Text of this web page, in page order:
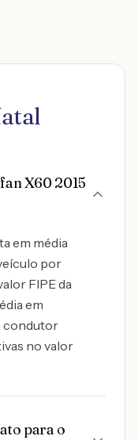
X60 2015
em média
por
FIPE da
em
condutor
no valor
para o